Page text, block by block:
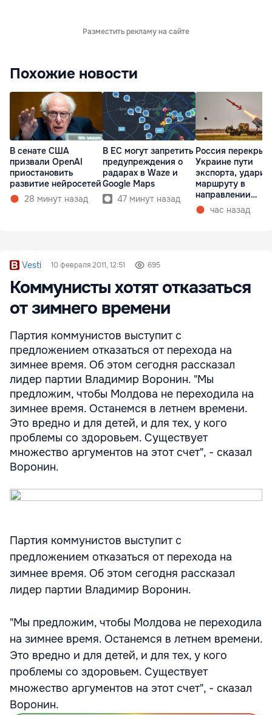
Разместить рекламу на сайте
Похожие новости
В сенате США
призвали OpenAI
приостановить
развитие нейросетей
28 минут назад
В ЕС могут запретить
предупреждения о
радарах в Waze и
Google Maps
47 минут назад
Россия
Украине пути
экспорта, ударив
маршруту в
направлении
Молдовы
час назад
Vesti 10 февраля 2011, 12:51 695
Коммунисты хотят отказаться
от зимнего времени
Партия коммунистов выступит с
предложением отказаться от перехода на
зимнее время. Об этом сегодня рассказал
лидер партии Владимир Воронин. "Мы
предложим, чтобы Молдова не переходила на
зимнее время. Останемся в летнем времени.
Это вредно и для детей, и для тех, у кого
проблемы со здоровьем. Существует
множество аргументов на этот счет", - сказал
Воронин.
Партия коммунистов выступит с
предложением отказаться от перехода на
зимнее время. Об этом сегодня рассказал
лидер партии Владимир Воронин.
"Мы предложим, чтобы Молдова не переходила
на зимнее время. Останемся в летнем времени.
Это вредно и для детей, и для тех, у кого
проблемы со здоровьем. Существует
множество аргументов на этот счет", - сказал
Воронин.